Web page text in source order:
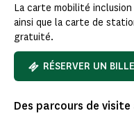
La carte mobilité
ainsi que la carte de
gratuité.
RÉSERVER UN
Des parcours de